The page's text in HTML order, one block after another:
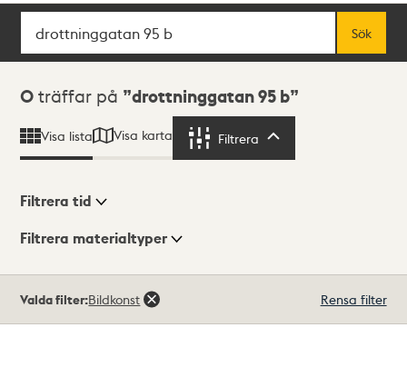
Sök
Sök
Sökresultat
0 träffar på drottninggatan 95 b
Visa lista Visa karta Filtrera
Visningsläge
Filtrera tid
Filtrera materialtyper
träffar
Valda filter:Bildkonst Rensa filter